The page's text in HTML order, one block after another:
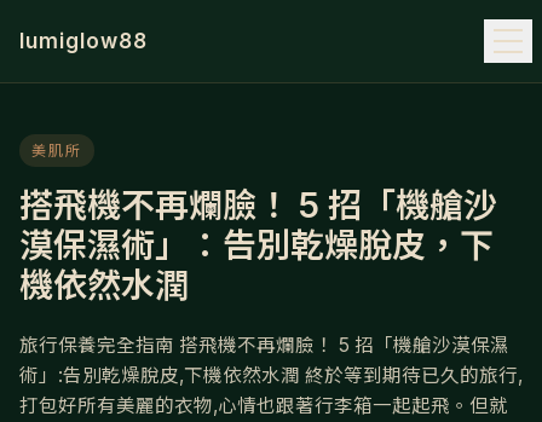
lumiglow88
美肌所
搭飛機不再爛臉！ 5 招「機艙沙
漠保濕術」：告別乾燥脫皮，下
機依然水潤
旅行保養完全指南 搭飛機不再爛臉！ 5 招「機艙沙漠保濕
術」:告別乾燥脫皮,下機依然水潤 終於等到期待已久的旅行,
打包好所有美麗的衣物,心情也跟著行李箱一起起飛。但就